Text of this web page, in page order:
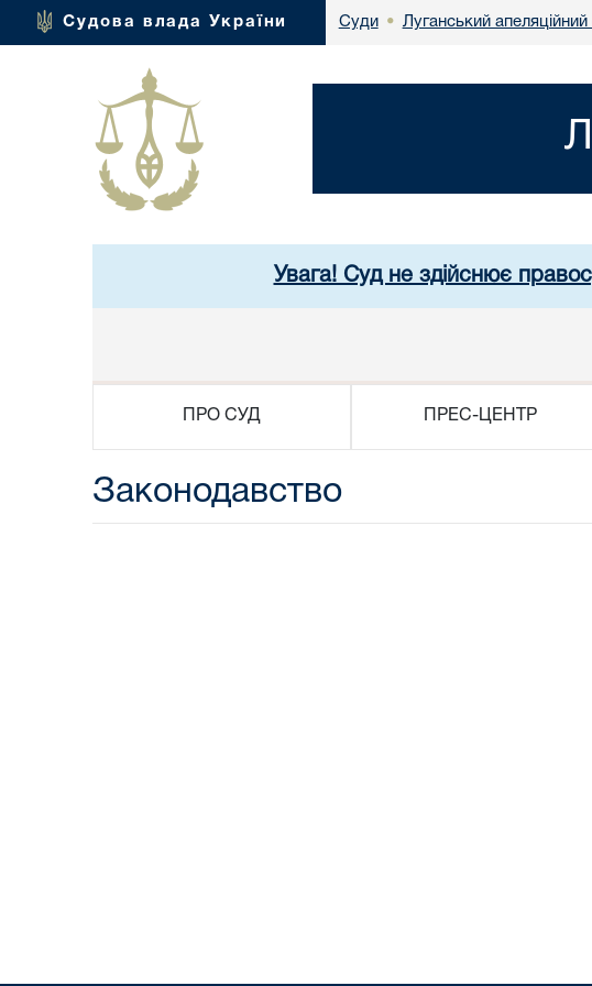
Судова влада України Суди • Луганський апеляційний
Увага! Суд не здійснює
ПРО СУД ПРЕС-ЦЕНТР
Законодавство